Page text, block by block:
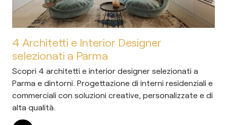
4 Architetti e Interior Designer
selezionati a Parma
Scopri 4 architetti e interior designer selezionati a
Parma e dintorni. Progettazione di interni residenziali e
commerciali con soluzioni creative, personalizzate e di
alta qualità.